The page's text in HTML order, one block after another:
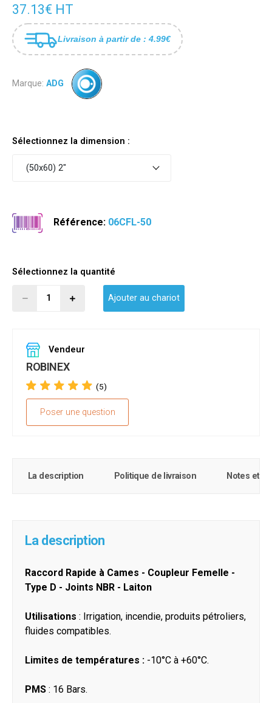
37.13€ HT
Livraison à partir de : 4.99€
Marque: ADG
Sélectionnez la dimension :
(50x60) 2"
Référence: 06CFL-50
Sélectionnez la quantité
Ajouter au chariot
Vendeur
ROBINEX
(5)
Poser une question
La description Politique de livraison Notes et
La description
Raccord Rapide à Cames - Coupleur Femelle -
Type D - Joints NBR - Laiton
Utilisations : Irrigation, incendie, produits pétroliers,
fluides compatibles.
Limites de températures : -10°C à +60°C.
PMS : 16 Bars.